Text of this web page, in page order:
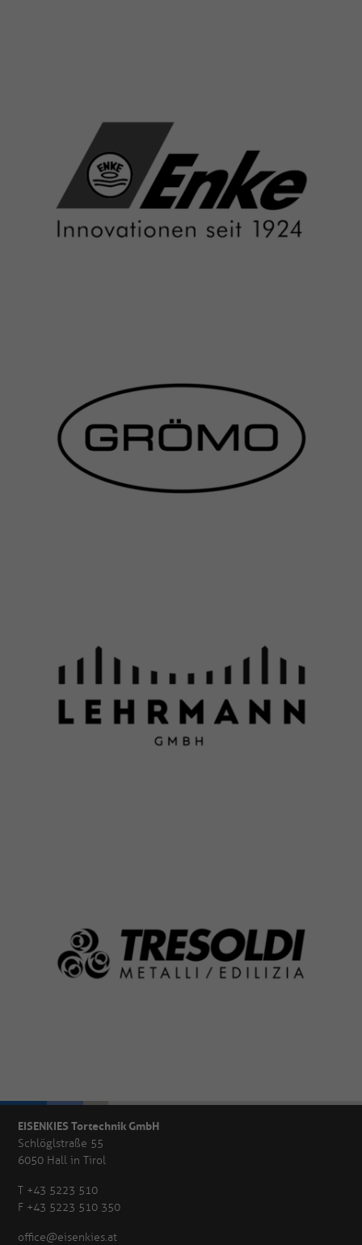
EISENKIES Tortechnik GmbH
Schlöglstraße 55
6050 Hall in Tirol
T +43 5223 510
F +43 5223 510 350
office@eisenkies.at